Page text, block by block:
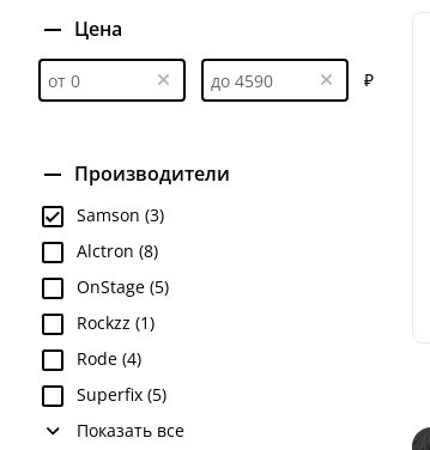
Цена
₽
Производители
Samson (3)
Alctron (8)
OnStage (5)
Rockzz (1)
Rode (4)
Superfix (5)
Показать все